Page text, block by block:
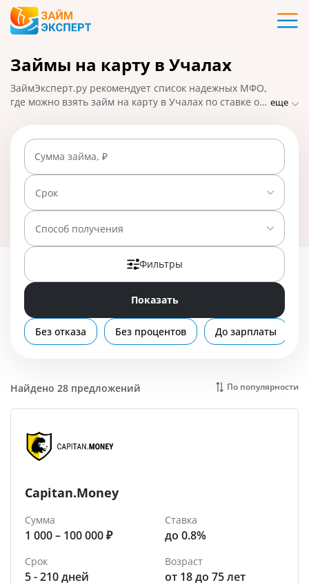
Карты
Кредиты
Ипотека
Займы
Вклады
Бизнес
Займы на карту в Учалах
ЗаймЭксперт.ру рекомендует список надежных МФО,
где можно взять займ на карту в Учалах по ставке от
онлайн: решение будет принято в течение 15-30
минут, деньги поступят на карту моментально. На
01.05.2025 вам доступно 28 предложений со ставкой
от 0% в день.
еще
Сумма займа, ₽
Срок
Способ получения
Фильтры
Показать
Без отказа Без процентов До зарплаты
Найдено 28 предложений По популярности
Capitan.Money
Сумма
1 000 – 100 000 ₽
Ставка
до 0.8%
Срок
5 - 210 дней
Возраст
от 18 до 75 лет